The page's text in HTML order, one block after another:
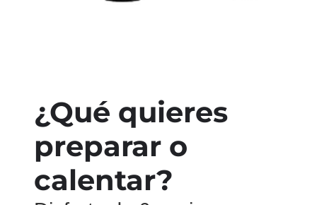
¿Qué quieres
preparar o
calentar?